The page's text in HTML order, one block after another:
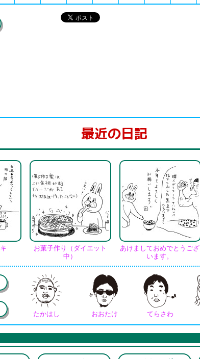
最近の日記
お菓子作り（ダイエット
中）
あけましておめでとうござ
います。
たかはし おおたけ てらさわ